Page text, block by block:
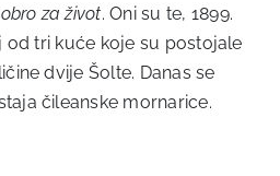
za život. Oni su te, 1899.
od tri kuće koje su postojale
dvije Šolte. Danas se
čileanske mornarice.